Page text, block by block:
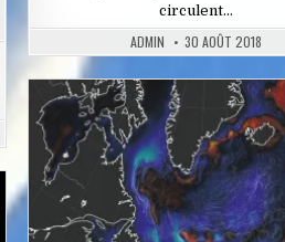
circulent…
ADMIN 30 AOÛT 2018
Posted
in